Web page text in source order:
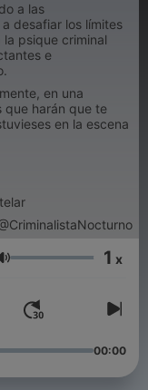
a las
desafiar los límites
psique criminal
e
en una
que harán que te
en la escena
Volume 1 x
00:00